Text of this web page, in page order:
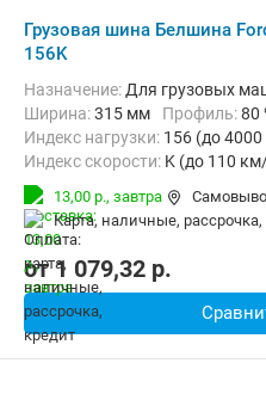
Грузовая шина Белшина
156K
Назначение: Для грузовых
Ширина:315 мм Профиль:80
Индекс нагрузки: 156 (до 4000
Индекс скорости: K (до 110
13,00 р., завтра
карта, наличные,
от1 079,32 p.